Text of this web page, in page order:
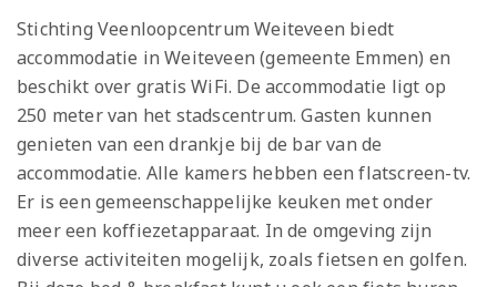
Stichting Veenloopcentrum Weiteveen biedt
accommodatie in Weiteveen (gemeente Emmen) en
beschikt over gratis WiFi. De accommodatie ligt op
250 meter van het stadscentrum. Gasten kunnen
genieten van een drankje bij de bar van de
accommodatie. Alle kamers hebben een flatscreen-tv.
Er is een gemeenschappelijke keuken met onder
meer een koffiezetapparaat. In de omgeving zijn
diverse activiteiten mogelijk, zoals fietsen en golfen.